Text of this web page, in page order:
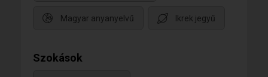
Magyar anyanyelvű Ikrek jegyű
Szokások